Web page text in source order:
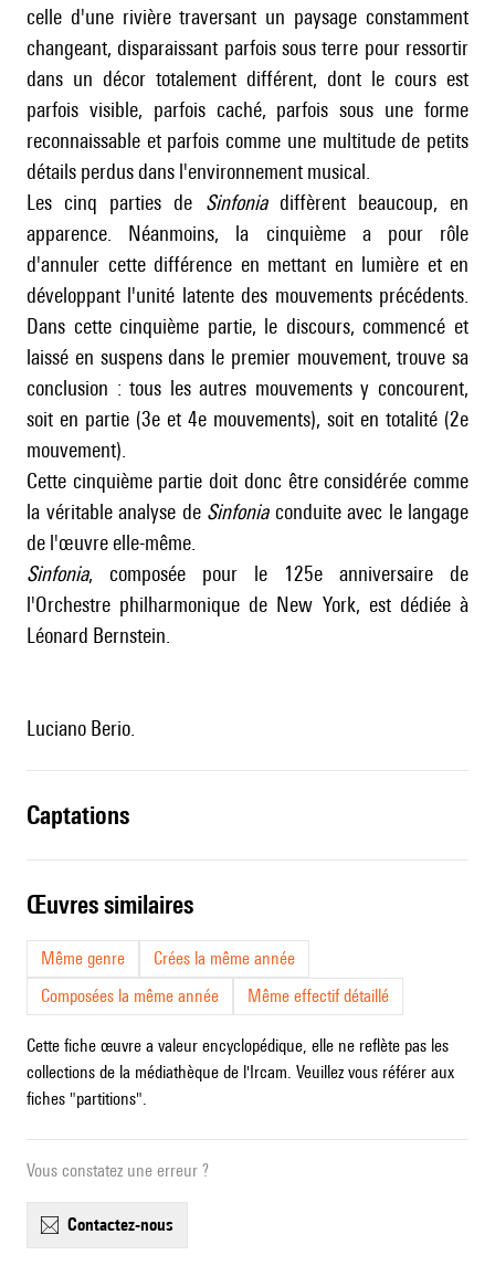
celle d'une rivière traversant un paysage constamment
changeant, disparaissant parfois sous terre pour ressortir
dans un décor totalement différent, dont le cours est
parfois visible, parfois caché, parfois sous une forme
reconnaissable et parfois comme une multitude de petits
détails perdus dans l'environnement musical.
Les cinq parties de Sinfoniadiffèrent beaucoup, en
apparence. Néanmoins, la cinquième a pour rôle
d'annuler cette différence en mettant en lumière et en
développant l'unité latente des mouvements précédents.
Dans cette cinquième partie, le discours, commencé et
laissé en suspens dans le premier mouvement, trouve sa
conclusion : tous les autres mouvements y concourent,
soit en partie (3e et 4e mouvements), soit en totalité (2e
mouvement).
Cette cinquième partie doit donc être considérée comme
la véritable analyse de Sinfoniaconduite avec le langage
de l'œuvre elle-même.
Sinfonia, composée pour le 125e anniversaire de
l'Orchestre philharmonique de New York, est dédiée à
Léonard Bernstein
Luciano Berio.
captations
œuvres similaires
Même genre
Crées la même année
Composées la même année
Même effectif détaillé
Cette fiche œuvre a valeur encyclopédique, elle ne reflète pas les
collections de la médiathèque de l'Ircam. Veuillez vous référer aux
fiches "partitions".
Vous constatez une erreur ?
contactez-nous